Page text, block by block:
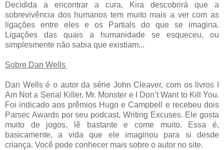
Decidida a encontrar a cura, Kira descobrirá que a
sobrevivência dos humanos tem muito mais a ver com as
ligações entre eles e os Partials do que se imagina.
Ligações das quais a humanidade se esqueceu, ou
simplesmente não sabia que existiam...
Sobre Dan Wells
Dan Wells é o autor da série John Cleaver, com os livros I
Am Not a Serial Killer, Mr. Monster e I Don’t Want to Kill You.
Foi indicado aos prêmios Hugo e Campbell e recebeu dois
Parsec Awards por seu podcast, Writing Excuses. Ele gosta
muito de jogos, lê bastante e come muito. Essa é,
basicamente, a vida que ele imaginou para si desde
criança. Você pode conhecer mais sobre o autor no site.